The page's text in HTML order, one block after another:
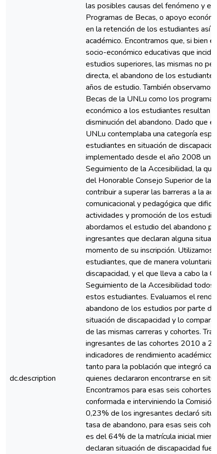
dc.description
las posibles causas del fenómeno y
Programas de Becas, o apoyo
en la retención de los estudiantes así
académico. Encontramos que, si bien
socio-económico educativas que
estudios superiores, las mismas no
directa, el abandono de los
años de estudio. También
Becas de la UNLu como los
económico a los estudiantes resultan
disminución del abandono. Dado que
UNLu contemplaba una categoría
estudiantes en situación de
implementado desde el año 2008 una
Seguimiento de la Accesibilidad, la
del Honorable Consejo Superior de la
contribuir a superar las barreras a la
comunicacional y pedagógica que
actividades y promoción de los
abordamos el estudio del abandono
ingresantes que declaran alguna
momento de su inscripción.
estudiantes, que de manera voluntaria
discapacidad, y el que lleva a cabo la
Seguimiento de la Accesibilidad todos
estos estudiantes. Evaluamos el
abandono de los estudios por parte
situación de discapacidad y lo
de las mismas carreras y cohortes.
ingresantes de las cohortes 2010 a
indicadores de rendimiento académico
tanto para la población que integró
quienes declararon encontrarse en
Encontramos para esas seis cohortes,
conformada e interviniendo la
0,23% de los ingresantes declaró
tasa de abandono, para esas seis
es del 64% de la matrícula inicial
declaran situación de discapacidad